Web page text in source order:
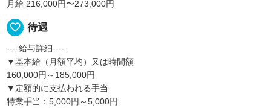
月給 216,000円〜273,000円
favorite_border 待遇
----給与詳細----
▼基本給（月額平均）又は時間額
160,000円～185,000円
▼定額的に支払われる手当
特業手当：5,000円～5,000円